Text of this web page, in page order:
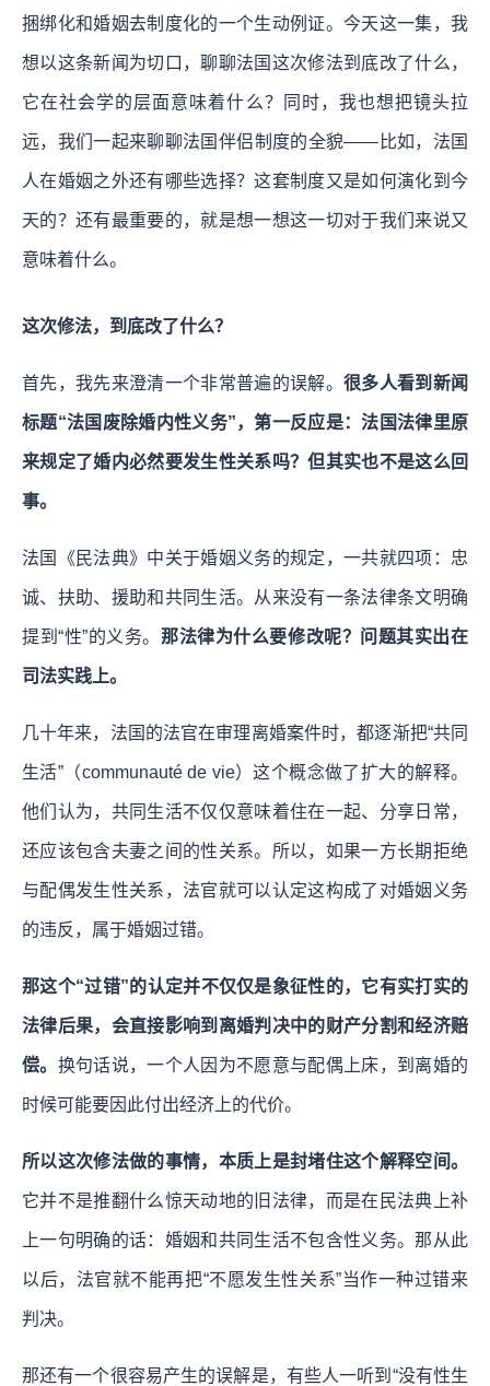
捆绑化和婚姻去制度化的一个生动例证。今天这一集，我
想以这条新闻为切口，聊聊法国这次修法到底改了什么，
它在社会学的层面意味着什么？同时，我也想把镜头拉
远，我们一起来聊聊法国伴侣制度的全貌——比如，法国
人在婚姻之外还有哪些选择？这套制度又是如何演化到今
天的？还有最重要的，就是想一想这一切对于我们来说又
意味着什么。
这次修法，到底改了什么？
首先，我先来澄清一个非常普遍的误解。 很多人看到新闻
标题“法国废除婚内性义务”，第一反应是：法国法律里原
来规定了婚内必然要发生性关系吗？但其实也不是这么回
事。
法国《民法典》中关于婚姻义务的规定，一共就四项：忠
诚、扶助、援助和共同生活。从来没有一条法律条文明确
提到“性”的义务。 那法律为什么要修改呢？问题其实出在
司法实践上。
几十年来，法国的法官在审理离婚案件时，都逐渐把“共同
生活”（communauté de vie）这个概念做了扩大的解释。
他们认为，共同生活不仅仅意味着住在一起、分享日常，
还应该包含夫妻之间的性关系。所以，如果一方长期拒绝
与配偶发生性关系，法官就可以认定这构成了对婚姻义务
的违反，属于婚姻过错。
那这个“过错”的认定并不仅仅是象征性的，它有实打实的
法律后果，会直接影响到离婚判决中的财产分割和经济赔
偿。 换句话说，一个人因为不愿意与配偶上床，到离婚的
时候可能要因此付出经济上的代价。
所以这次修法做的事情，本质上是封堵住这个解释空间。
它并不是推翻什么惊天动地的旧法律，而是在民法典上补
上一句明确的话：婚姻和共同生活不包含性义务。那从此
以后，法官就不能再把“不愿发生性关系”当作一种过错来
判决。
那还有一个很容易产生的误解是，有些人一听到“没有性生